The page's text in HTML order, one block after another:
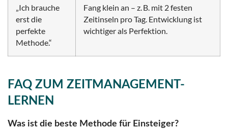
„Ich brauche
erst die
perfekte
Methode.“
Fang klein an – z. B. mit 2 festen
Zeitinseln pro Tag. Entwicklung ist
wichtiger als Perfektion.
FAQ ZUM ZEITMANAGEMENT-
LERNEN
Was ist die beste Methode für Einsteiger?